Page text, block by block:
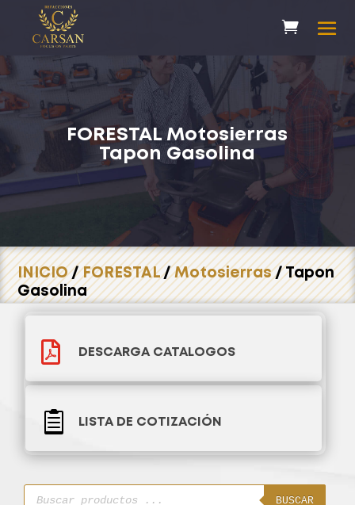
FORESTAL Motosierras
Tapon Gasolina
INICIO/FORESTAL/Motosierras/ Tapon
Gasolina
 DESCARGA CATALOGOS
 LISTA DE COTIZACIÓN
Búsqueda
BUSCAR